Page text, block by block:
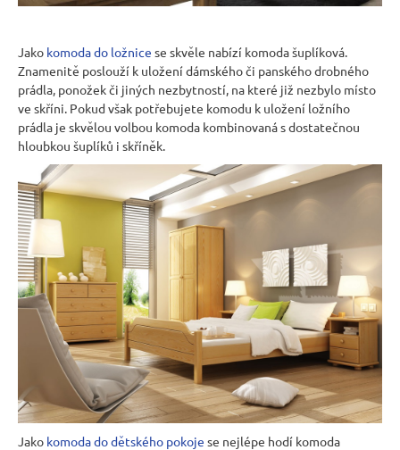
Jako komoda do ložnice se skvěle nabízí komoda šuplíková.
Znamenitě poslouží k uložení dámského či panského drobného
prádla, ponožek či jiných nezbytností, na které již nezbylo místo
ve skříni. Pokud však potřebujete komodu k uložení ložního
prádla je skvělou volbou komoda kombinovaná s dostatečnou
hloubkou šuplíků i skříněk.
Jako komoda do dětského pokoje se nejlépe hodí komoda